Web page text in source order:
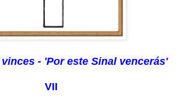
- 'Por este Sinal vencerás'
VII